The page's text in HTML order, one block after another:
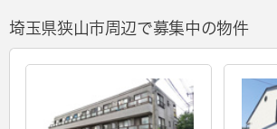
埼玉県狭山市周辺で募集中の物件